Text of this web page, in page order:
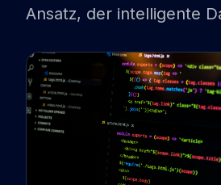
LOGIN
Ansatz, der intelligente